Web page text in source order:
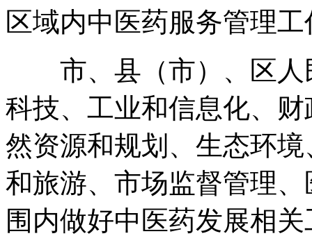
区域内中医药服务管理工
市、县（市）、区人
科技、工业和信息化、
然资源和规划、生态环
和旅游、市场监督管理
围内做好中医药发展相关